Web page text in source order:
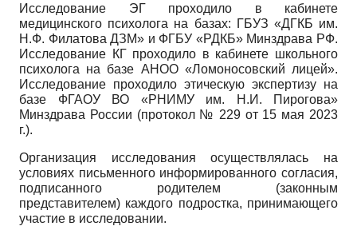
Исследование ЭГ проходило в кабинете
медицинского психолога на базах: ГБУЗ «ДГКБ им.
Н.Ф. Филатова ДЗМ» и ФГБУ «РДКБ» Минздрава РФ.
Исследование КГ проходило в кабинете школьного
психолога на базе АНОО «Ломоносовский лицей».
Исследование проходило этическую экспертизу на
базе ФГАОУ ВО «РНИМУ им. Н.И. Пирогова»
Минздрава России (протокол № 229 от 15 мая 2023
г.).
Организация исследования осуществлялась на
условиях письменного информированного согласия,
подписанного родителем (законным
представителем) каждого подростка, принимающего
участие в исследовании.